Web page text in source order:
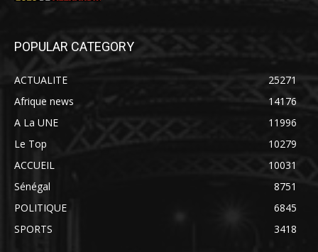
POPULAR CATEGORY
ACTUALITE
25271
Afrique news
14176
A La UNE
11996
Le Top
10279
ACCUEIL
10031
Sénégal
8751
POLITIQUE
6845
SPORTS
3418